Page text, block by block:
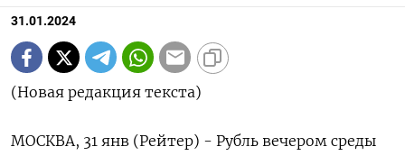
31.01.2024
(Новая редакция текста)
МОСКВА, 31 янв (Рейтер) - Рубль вечером среды